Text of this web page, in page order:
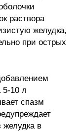
раствора
желудка,
при острых
5-10 л
спазм
желудка в